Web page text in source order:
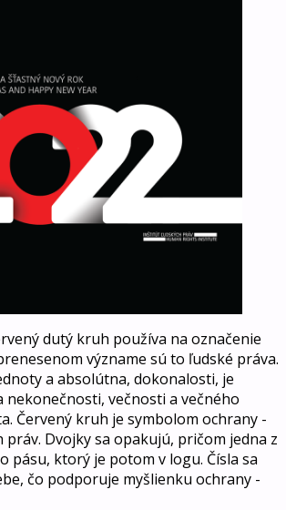
dutý kruh používa na označenie
význame sú to ľudské práva.
a absolútna, dokonalosti, je
nekonečnosti, večnosti a večného
Červený kruh je symbolom ochrany -
práv. Dvojky sa opakujú, pričom jedna z
pásu, ktorý je potom v logu. Čísla sa
čo podporuje myšlienku ochrany -